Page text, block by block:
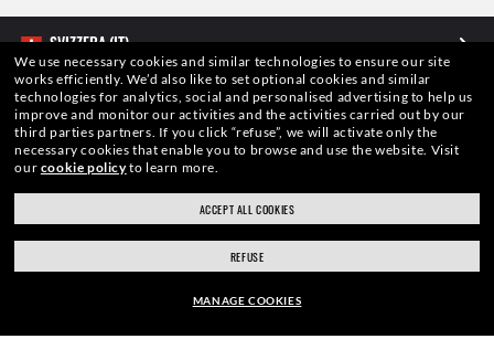
AVVERTENZE E INFORMAZIONI DI SICUREZZA SUI PRODOTTI
INFORMATIVA SULLA PROTEZIONE DEI DATI PERSONALI
We use necessary cookies and similar technologies to ensure our site
works efficiently. We’d also like to set optional cookies and similar
technologies for analytics, social and personalised advertising to help us
improve and monitor our activities and the activities carried out by our
third parties partners. If you click “refuse”, we will activate only the
necessary cookies that enable you to browse and use the website. Visit
our cookie policyto learn more.
ACCEPT ALL COOKIES
REFUSE
MANAGE COOKIES